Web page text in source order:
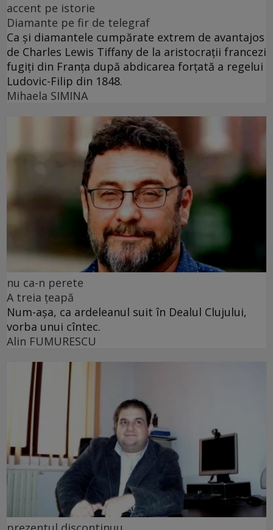
accent pe istorie
Diamante pe fir de telegraf
Ca și diamantele cumpărate extrem de avantajos
de Charles Lewis Tiffany de la aristocrații francezi
fugiți din Franța după abdicarea forțată a regelui
Ludovic-Filip din 1848.
Mihaela SIMINA
nu ca-n perete
A treia țeapă
Num-așa, ca ardeleanul suit în Dealul Clujului,
vorba unui cîntec.
Alin FUMURESCU